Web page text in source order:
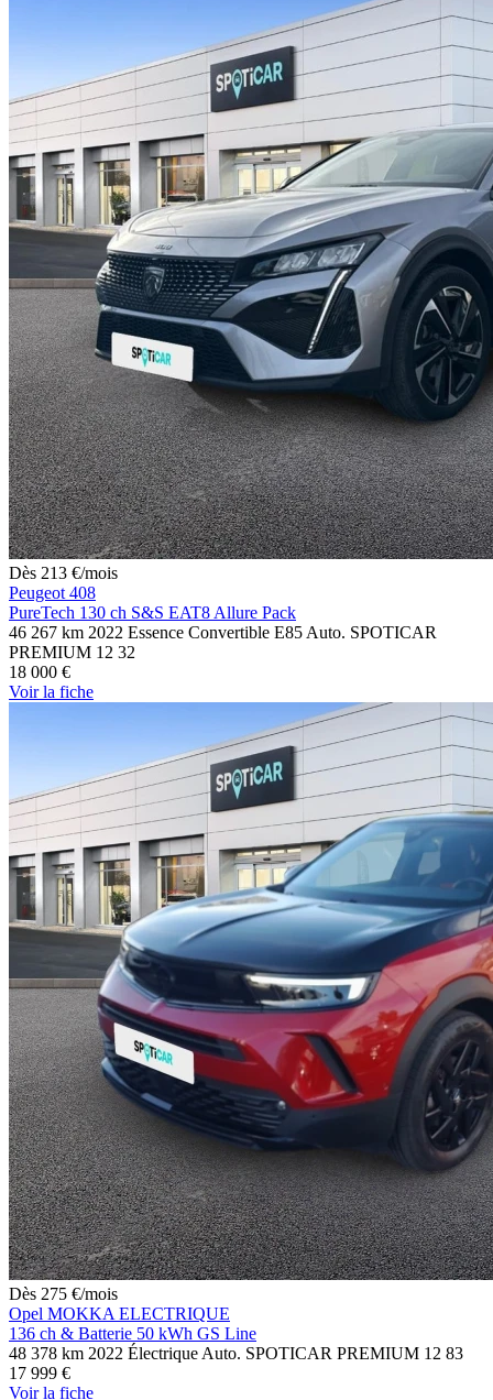
Dès 213 €/mois
Peugeot 408
PureTech 130 ch S&S EAT8 Allure Pack
46 267 km 2022 Essence Convertible E85 Auto. SPOTICAR
PREMIUM 12 32
18 000 €
Voirla fiche
Dès 275 €/mois
Opel MOKKA ELECTRIQUE
136 ch & Batterie 50 kWh GS Line
48 378 km 2022 Électrique Auto. SPOTICAR PREMIUM 12 83
17 999 €
Voirla fiche